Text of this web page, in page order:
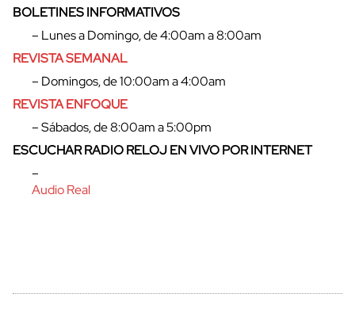
BOLETINES INFORMATIVOS
– Lunes a Domingo, de 4:00am a 8:00am
REVISTA SEMANAL
– Domingos, de 10:00am a 4:00am
REVISTA ENFOQUE
– Sábados, de 8:00am a 5:00pm
ESCUCHAR RADIO RELOJ EN VIVO POR INTERNET
–
Audio Real